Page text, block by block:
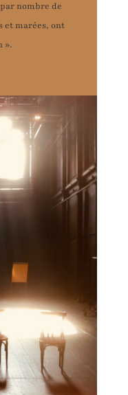
nombre de
et marées, ont
».